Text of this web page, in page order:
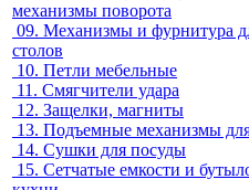
механизмы поворота
09. Механизмы и фурнитура
столов
10. Петли мебельные
11. Смягчители удара
12. Защелки, магниты
13. Подъемные механизмы
14. Сушки для посуды
15. Сетчатые емкости и